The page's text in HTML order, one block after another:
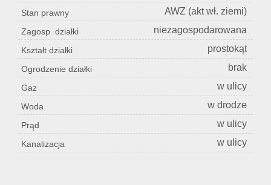
Stan prawny AWZ (akt wł. ziemi)
Zagosp. działki niezagospodarowana
Kształt działki prostokąt
Ogrodzenie działki brak
Gaz w ulicy
Woda w drodze
Prąd w ulicy
Kanalizacja w ulicy